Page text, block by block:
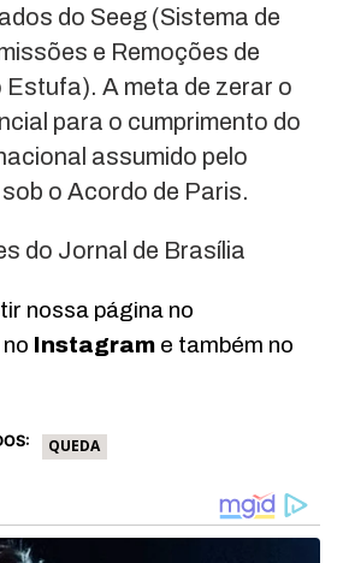
do Seeg (Sistema de
e Remoções de
A meta de zerar o
para o cumprimento do
assumido pelo
o Acordo de Paris.
do Jornal de Brasília
nossa página no
Instagrame também no
QUEDA